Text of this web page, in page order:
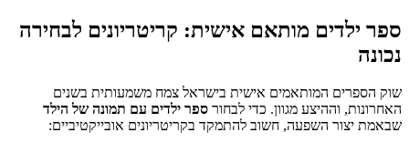
ספר ילדים מותאם אישית: קריטריונים לבחירה
נכונה
שוק הספרים המותאמים אישית בישראל צמח משמעותית בשנים
האחרונות, וההיצע מגוון. כדי לבחור ספר ילדים עם תמונה של הילד
שבאמת יצור השפעה, חשוב להתמקד בקריטריונים אובייקטיביים: